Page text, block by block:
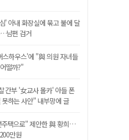
' 아내 화장실에 묶고 불에 달
남편 검거
스하우스'에 "與 의원 자녀들
떨까?"
간부 '女교사 몰카' 아들 폰
하는 사안" 내부망에 글
주택으로" 제안한 與 황희…
만원